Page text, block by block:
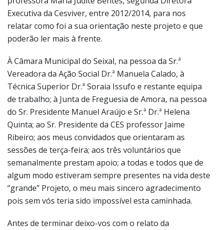
Executiva da Cesviver, entre 2012/2014, para nos
relatar como foi a sua orientação neste projeto e que
poderão ler mais à frente.
À Câmara Municipal do Seixal, na pessoa da Sr.ª
Vereadora da Ação Social Dr.ª Manuela Calado, à
Técnica Superior Dr.ª Soraia Issufo e restante equipa
de trabalho; à Junta de Freguesia de Amora, na pessoa
do Sr. Presidente Manuel Araújo e Sr.ª Dr.ª Helena
Quinta; ao Sr. Presidente da CES professor Jaime
Ribeiro; aos meus convidados que orientaram as
sessões de terça-feira; aos três voluntários que
semanalmente prestam apoio; a todas e todos que de
algum modo estiveram sempre presentes na vida deste
“grande” Projeto, o meu mais sincero agradecimento
pois sem vós teria sido impossível esta caminhada.
Antes de terminar deixo-vos com o relato da